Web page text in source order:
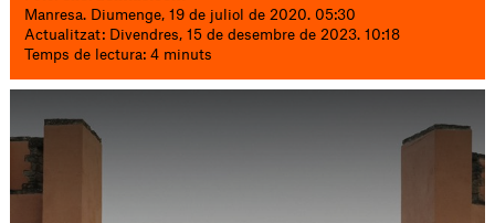
Manresa. Diumenge, 19 de juliol de 2020. 05:30
Actualitzat: Divendres, 15 de desembre de 2023. 10:18
Temps de lectura: 4 minuts